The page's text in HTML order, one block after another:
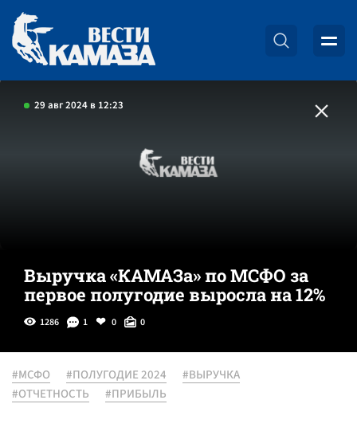
29 авг 2024 в 12:23
Выручка «КАМАЗа» по МСФО за
первое полугодие выросла на 12%
1286 1 0 0
#МСФО #ПОЛУГОДИЕ 2024
#ВЫРУЧКА
#ОТЧЕТНОСТЬ
#ПРИБЫЛЬ